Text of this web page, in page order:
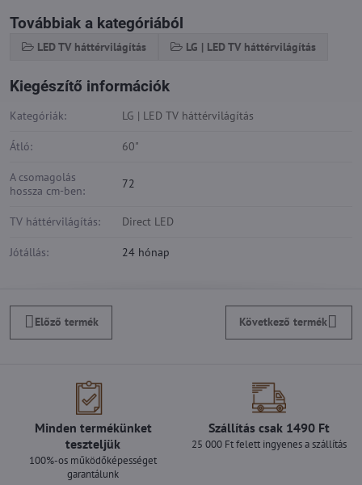
Továbbiak a kategóriából
LED TV háttérvilágítás LG | LED TV háttérvilágítás
Kiegészítő információk
Kategóriák: LG | LED TV háttérvilágítás
Átló: 60"
A csomagolás
hossza cm-ben:
72
TV háttérvilágítás: Direct LED
Jótállás: 24 hónap
Előző termék Következő termék
Minden termékünket
teszteljük
100%-os működőképességet
garantálunk
Szállítás csak 1490 Ft
25 000 Ft felett ingyenes a szállítás